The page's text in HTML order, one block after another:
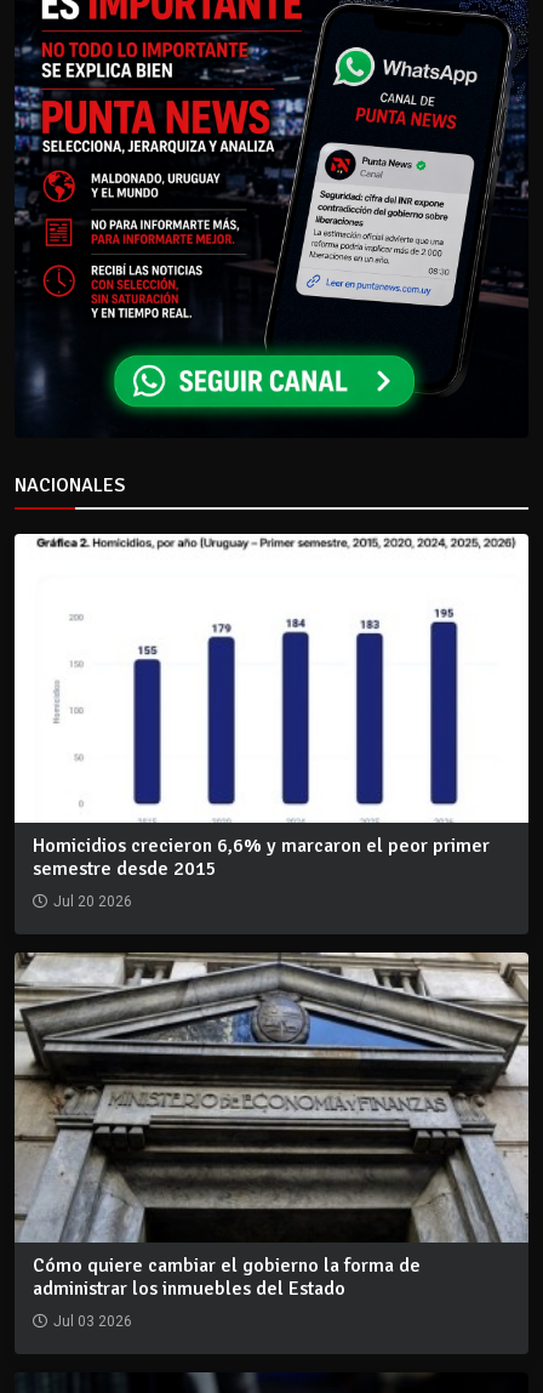
NACIONALES
Homicidios crecieron 6,6% y marcaron el peor primer
semestre desde 2015
Jul 20 2026
Cómo quiere cambiar el gobierno la forma de
administrar los inmuebles del Estado
Jul 03 2026